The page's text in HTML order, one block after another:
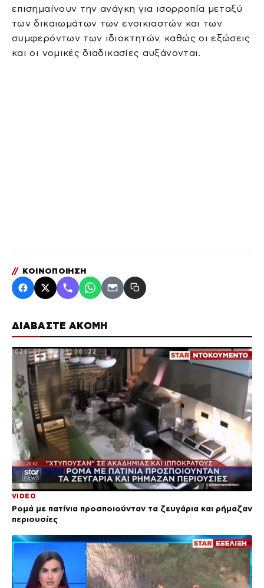
ΔΙΑΒΑΣΤΕ ΑΚΟΜΗ
VIDEO
Ρομά με πατίνια προσποιούνταν τα ζευγάρια και ρήμαζαν
περιουσίες
επισημαίνουν την ανάγκη για ισορροπία μεταξύ
των δικαιωμάτων των ενοικιαστών και των
συμφερόντων των ιδιοκτητών, καθώς οι εξώσεις
και οι νομικές διαδικασίες αυξάνονται.
// ΚΟΙΝΟΠΟΙΗΣΗ